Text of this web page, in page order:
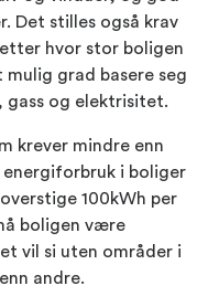
Det stilles også krav
hvor stor boligen
grad basere seg
gass og elektrisitet.
krever mindre enn
i boliger
100kWh per
boligen være
vil si uten områder i
andre.